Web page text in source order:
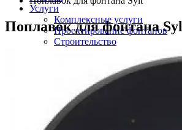
Услуги
Комплексные услуги
Проектирование фонтанов
Строительство
Разработка и сборка шкафов
Доставка \ Оплата
Контакты
Поплавок для фонтана